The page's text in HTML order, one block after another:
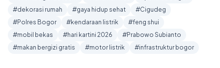
#dekorasi rumah
#gaya hidup sehat
#Cigudeg
#Polres Bogor
#kendaraan listrik
#feng shui
#mobil bekas
#hari kartini 2026
#Prabowo Subianto
#makan bergizi gratis
#motor listrik #infrastruktur bogor